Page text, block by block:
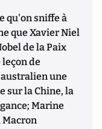
qu'on sniffe à
que Xavier Niel
de la Paix
de
australien une
sur la Chine, la
Marine